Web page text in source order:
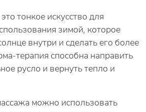
тонкое искусство для
зимой, которое
внутри и сделать его более
терапия способна направить
русло и вернуть тепло и
можно использовать